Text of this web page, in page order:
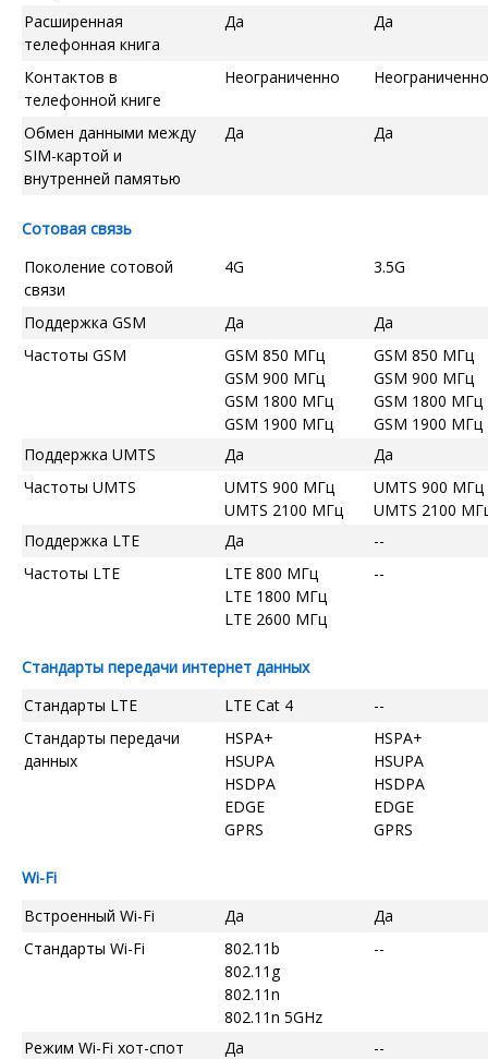
Расширенная
телефонная книга
Да Да
Контактов в
телефонной книге
Неограниченно Неограниченно
Обмен данными между
SIM-картой и
внутренней памятью
Да Да
Сотовая связь
Поколение сотовой
связи
4G 3.5G
Поддержка GSM Да
Да
Частоты GSM
GSM 850 МГц
GSM 900 МГц
GSM 1800 МГц
GSM 1900 МГц
GSM 850 МГц
GSM 900 МГц
GSM 1800 МГц
GSM 1900 МГц
Поддержка UMTS
Да
Да
Частоты UMTS
UMTS 900 МГц
UMTS 2100 МГц
UMTS 900 МГц
UMTS 2100
Поддержка LTE
Да
--
Частоты LTE
LTE 800 МГц
LTE 1800 МГц
LTE 2600 МГц
--
Стандарты передачи интернет данных
Стандарты LTE
LTE Cat 4
--
Стандарты передачи
данных
HSPA+
HSUPA
HSDPA
EDGE
GPRS
HSPA+
HSUPA
HSDPA
EDGE
GPRS
Wi-Fi
Встроенный Wi-Fi
Да
Да
Стандарты Wi-Fi
802.11b
802.11g
802.11n
802.11n 5GHz
--
Режим Wi-Fi хот-спот Да --